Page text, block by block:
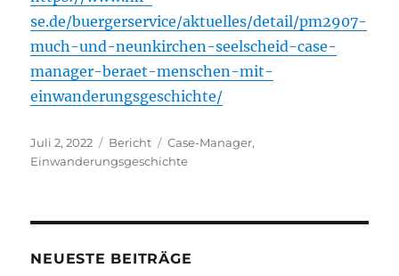
se.de/buergerservice/aktuelles/detail/pm2907-
much-und-neunkirchen-seelscheid-case-
manager-beraet-menschen-mit-
einwanderungsgeschichte/
Veröffentlicht
am
Juli 2, 2022 Kategorien
Bericht Schlagwörter
Case-Manager,
Einwanderungsgeschichte
NEUESTE BEITRÄGE